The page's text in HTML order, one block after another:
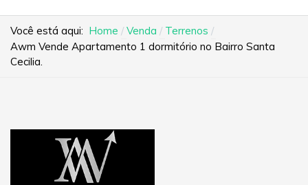
Você está aqui: Home Venda
Terrenos
Awm Vende Apartamento 1 dormitório no Bairro Santa
Cecilia.